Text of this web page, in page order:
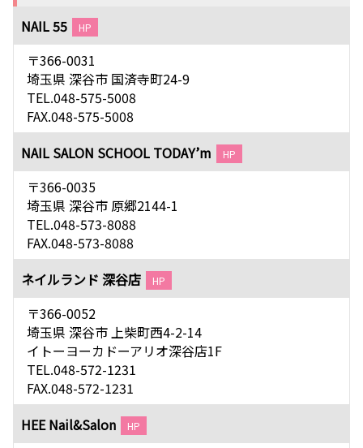
NAIL 55 HP
〒366-0031
埼玉県 深谷市 国済寺町24-9
TEL.048-575-5008
FAX.048-575-5008
NAIL SALON SCHOOL TODAY’m
HP
〒366-0035
埼玉県 深谷市 原郷2144-1
TEL.048-573-8088
FAX.048-573-8088
ネイルランド 深谷店
HP
〒366-0052
埼玉県 深谷市 上柴町西4-2-14
イトーヨーカドーアリオ深谷店1F
TEL.048-572-1231
FAX.048-572-1231
HEE Nail&Salon
HP